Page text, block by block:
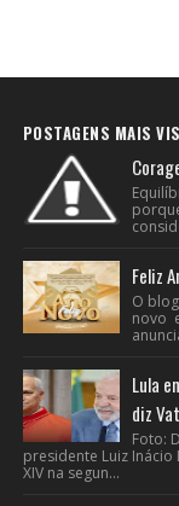
POSTAGENS MAIS
Feliz
O
novo
Lula
diz
Foto:
presidente Luiz Inácio
XIV na segun...